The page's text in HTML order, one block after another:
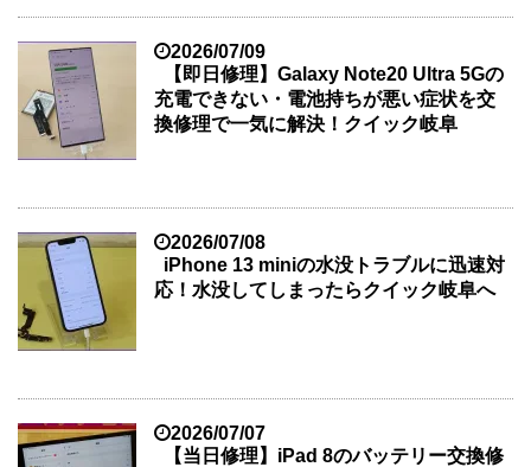
2026/07/09
【即日修理】Galaxy Note20 Ultra 5Gの
充電できない・電池持ちが悪い症状を交
換修理で一気に解決！クイック岐阜
2026/07/08
iPhone 13 miniの水没トラブルに迅速対
応！水没してしまったらクイック岐阜へ
2026/07/07
【当日修理】iPad 8のバッテリー交換修